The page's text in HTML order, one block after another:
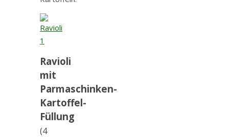
Ravioli
mit
Parmaschinken-
Kartoffel-
Füllung
(4